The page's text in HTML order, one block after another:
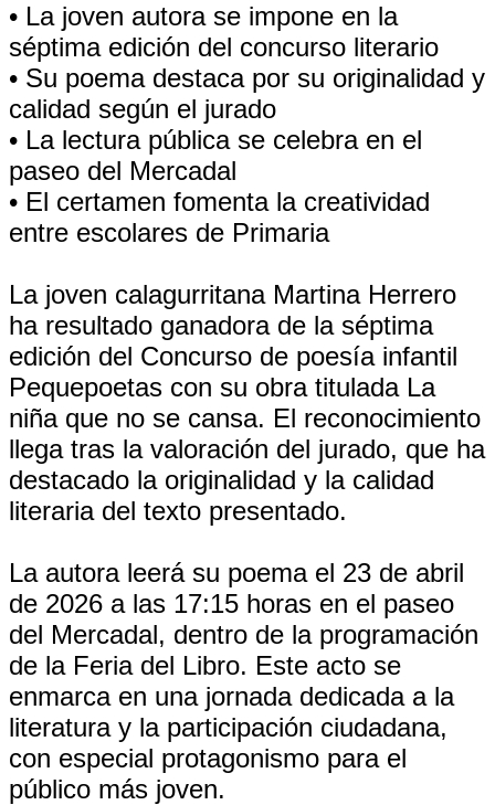
• La joven autora se impone en la
séptima edición del concurso literario
• Su poema destaca por su originalidad y
calidad según el jurado
• La lectura pública se celebra en el
paseo del Mercadal
• El certamen fomenta la creatividad
entre escolares de Primaria
La joven calagurritana Martina Herrero
ha resultado ganadora de la séptima
edición del Concurso de poesía infantil
Pequepoetas con su obra titulada La
niña que no se cansa. El reconocimiento
llega tras la valoración del jurado, que ha
destacado la originalidad y la calidad
literaria del texto presentado.
La autora leerá su poema el 23 de abril
de 2026 a las 17:15 horas en el paseo
del Mercadal, dentro de la programación
de la Feria del Libro. Este acto se
enmarca en una jornada dedicada a la
literatura y la participación ciudadana,
con especial protagonismo para el
público más joven.